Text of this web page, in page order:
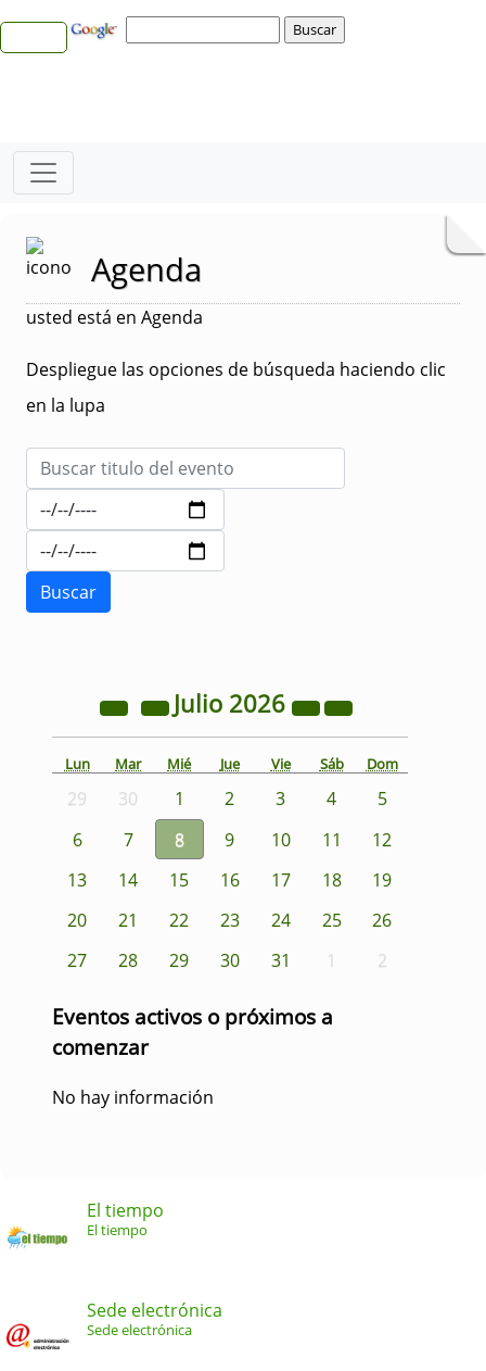
Agenda
usted está en Agenda
Despliegue las opciones de búsqueda haciendo clic
en la lupa
Julio 2026
Lun Mar Mié Jue Vie Sáb Dom
29 30 1 2 3 4
5
6
7 8 9 10 11
12
13
14 15 16 17 18
19
20
21 22 23 24 25
26
27
28 29 30 31 1 2
Eventos activos o próximos a
comenzar
No hay información
El tiempo
El tiempo
Sede electrónica
Sede electrónica